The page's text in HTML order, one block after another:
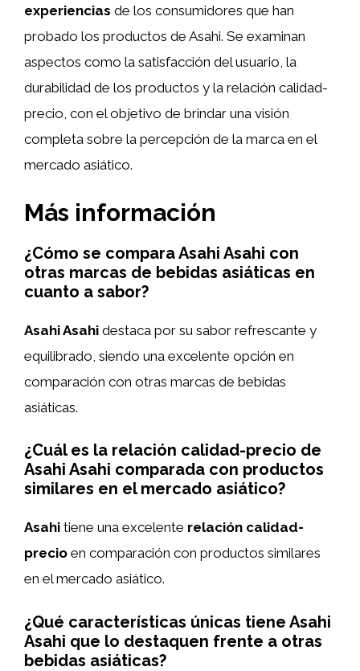
experiencias de los consumidores que han
probado los productos de Asahi. Se examinan
aspectos como la satisfacción del usuario, la
durabilidad de los productos y la relación calidad-
precio, con el objetivo de brindar una visión
completa sobre la percepción de la marca en el
mercado asiático.
Más información
¿Cómo se compara Asahi Asahi con
otras marcas de bebidas asiáticas en
cuanto a sabor?
Asahi Asahi destaca por su sabor refrescante y
equilibrado, siendo una excelente opción en
comparación con otras marcas de bebidas
asiáticas.
¿Cuál es la relación calidad-precio de
Asahi Asahi comparada con productos
similares en el mercado asiático?
Asahi tiene una excelente relación calidad-
precio en comparación con productos similares
en el mercado asiático.
¿Qué características únicas tiene Asahi
Asahi que lo destaquen frente a otras
bebidas asiáticas?